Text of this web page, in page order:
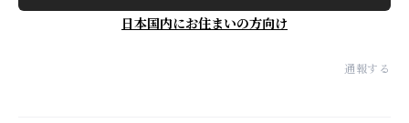
日本国内にお住まいの方向け
通報する